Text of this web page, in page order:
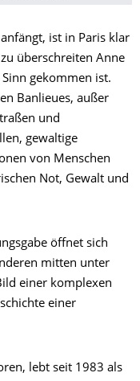
ist in Paris klar
überschreiten Anne
gekommen ist.
Banlieues, außer
und
gewaltige
von Menschen
Not, Gewalt und
öffnet sich
mitten unter
einer komplexen
einer
lebt seit 1983 als